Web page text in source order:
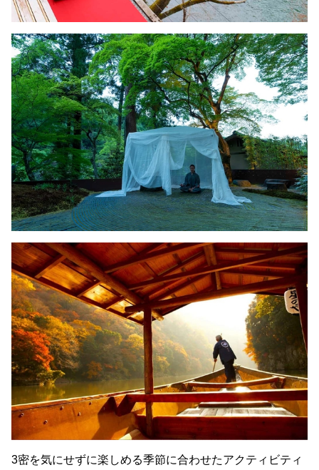
3密を気にせずに楽しめる季節に合わせたアクティビティ